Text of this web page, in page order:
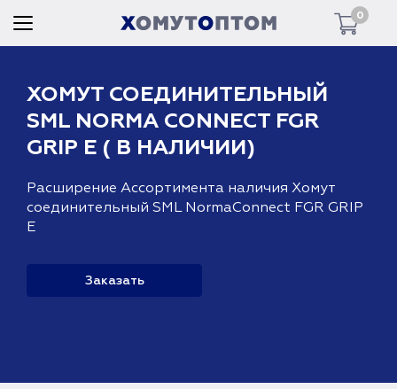
0
ХОМУТ СОЕДИНИТЕЛЬНЫЙ
SML NORMA CONNECT FGR
GRIP E ( В НАЛИЧИИ)
Расширение Ассортимента наличия Хомут
соединительный SML NormaConnect FGR GRIP
E
Заказать